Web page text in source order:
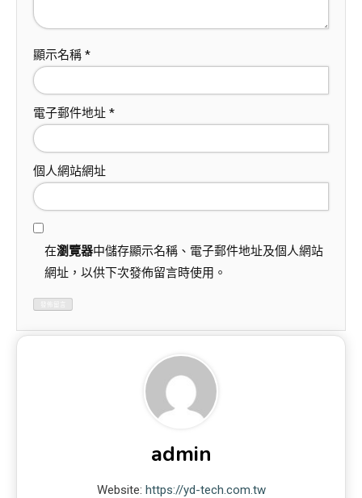
顯示名稱 *
電子郵件地址 *
個人網站網址
在瀏覽器中儲存顯示名稱、電子郵件地址及個人網站
網址，以供下次發佈留言時使用。
admin
Website: https://yd-tech.com.tw